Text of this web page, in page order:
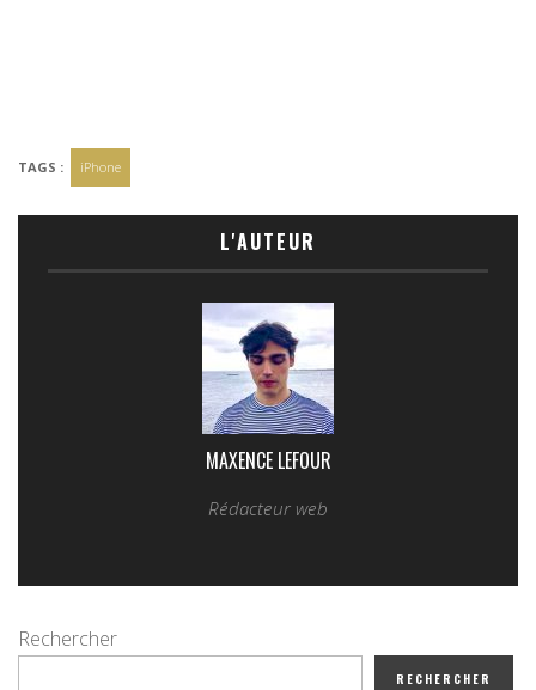
TAGS : iPhone
L'AUTEUR
MAXENCE LEFOUR
Rédacteur web
Rechercher
RECHERCHER